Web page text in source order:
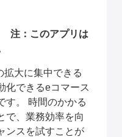
注：このアプリは
拡大に集中できる
化できるeコマース
。
時間のかかる
で、業務効率を向
ンスを試すことが